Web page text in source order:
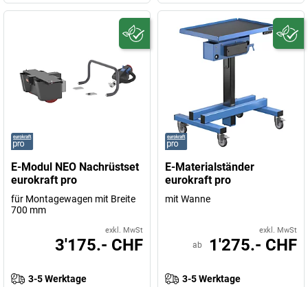
E-Modul NEO Nachrüstset
eurokraft pro
für Montagewagen mit Breite
700 mm
exkl. MwSt
3'175.- CHF
3-5 Werktage
E-Materialständer
eurokraft pro
mit Wanne
exkl. MwSt
ab 1'275.- CHF
3-5 Werktage